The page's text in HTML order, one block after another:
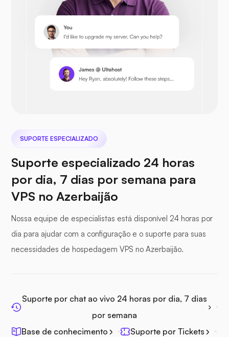
Prestashop
Seafile
Fotoprisma
SUPORTE ESPECIALIZADO
Suporte especializado 24 horas
por dia, 7 dias por semana para
VPS no Azerbaijão
Nossa equipe de especialistas está disponível 24 horas por
dia para ajudar com a configuração e o suporte para suas
necessidades de hospedagem VPS no Azerbaijão.
Suporte por chat ao vivo 24 horas por dia, 7 dias
por semana
Base de conhecimento
Suporte por Tickets